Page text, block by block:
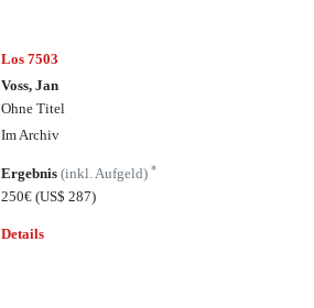
Los 7503
Voss, Jan
Ohne Titel
Im Archiv
Ergebnis(inkl. Aufgeld)*
250€(US$ 287)
Details